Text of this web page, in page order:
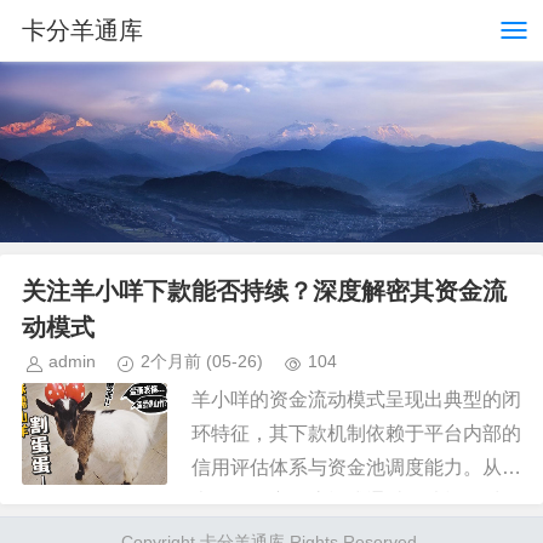
卡分羊通库
关注羊小咩下款能否持续？深度解密其资金流
动模式
admin 2个月前 (05-26) 104
羊小咩的资金流动模式呈现出典型的闭
环特征，其下款机制依赖于平台内部的
信用评估体系与资金池调度能力。从技
户资质进行动态评级，将资金分配与风